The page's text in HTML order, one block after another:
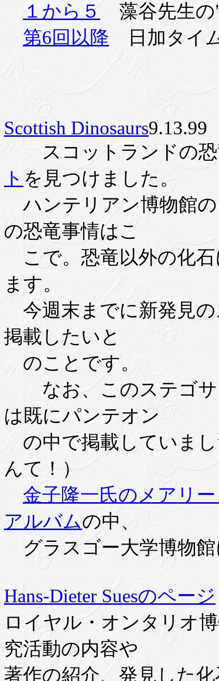
１から５ 藻谷先生
第6回以降 日加タイ
Scottish Dinosaurs9.13.99
スコットランドの恐
トを見つけました。
ハンテリアン博物館の
の恐竜事情はこ
こで。恐竜以外の化
ます。
今週末までに新発見
掲載したいと
のことです。
なお、このステゴサ
は既にパンテオン
の中で掲載していまし
んて！）
金子隆一氏のメアリ
アルバムの中、
グラスゴー大学博物
Hans-Dieter Suesのページ
ロイヤル・オンタリオ
究活動の内容や
著作の紹介、発見した